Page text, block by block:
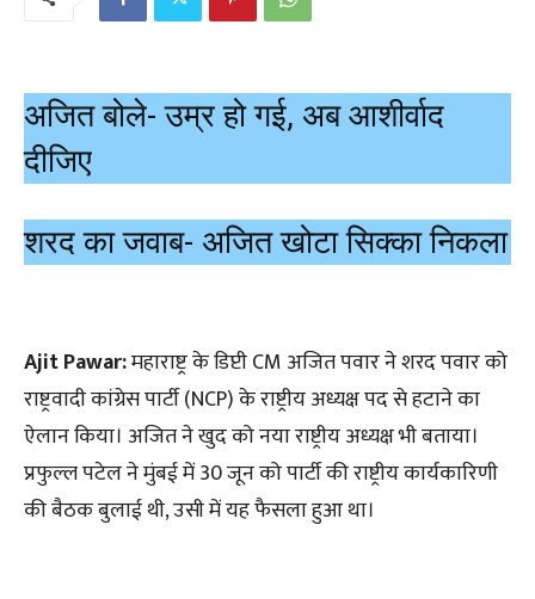
अजित बोले- उम्र हो गई, अब आशीर्वाद
दीजिए
शरद का जवाब- अजित खोटा सिक्का निकला
Ajit Pawar:महाराष्ट्र के डिप्टी CM अजित पवार ने शरद पवार को
राष्ट्रवादी कांग्रेस पार्टी (NCP) के राष्ट्रीय अध्यक्ष पद से हटाने का
ऐलान किया। अजित ने खुद को नया राष्ट्रीय अध्यक्ष भी बताया।
प्रफुल्ल पटेल ने मुंबई में 30 जून को पार्टी की राष्ट्रीय कार्यकारिणी
की बैठक बुलाई थी, उसी में यह फैसला हुआ था।